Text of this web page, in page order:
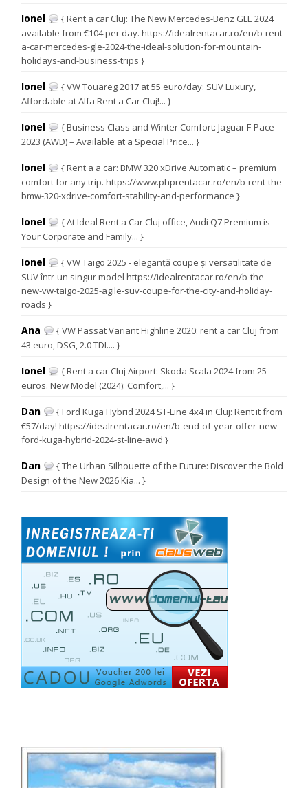
Ionel
{ Rent a car Cluj: The New Mercedes-Benz GLE 2024
available from €104 per day. https://idealrentacar.ro/en/b-rent-
a-car-mercedes-gle-2024-the-ideal-solution-for-mountain-
holidays-and-business-trips }
Ionel
{ VW Touareg 2017 at 55 euro/day: SUV Luxury,
Affordable at Alfa Rent a Car Cluj!... }
Ionel
{ Business Class and Winter Comfort: Jaguar F-Pace
2023 (AWD) – Available at a Special Price... }
Ionel
{ Rent a a car: BMW 320 xDrive Automatic – premium
comfort for any trip. https://www.phprentacar.ro/en/b-rent-the-
bmw-320-xdrive-comfort-stability-and-performance }
Ionel
{ At Ideal Rent a Car Cluj office, Audi Q7 Premium is
Your Corporate and Family... }
Ionel
{ VW Taigo 2025 - eleganță coupe și versatilitate de
SUV într-un singur model https://idealrentacar.ro/en/b-the-
new-vw-taigo-2025-agile-suv-coupe-for-the-city-and-holiday-
roads }
Ana
{ VW Passat Variant Highline 2020: rent a car Cluj from
43 euro, DSG, 2.0 TDI.... }
Ionel
{ Rent a car Cluj Airport: Skoda Scala 2024 from 25
euros. New Model (2024): Comfort,... }
Dan
{ Ford Kuga Hybrid 2024 ST-Line 4x4 in Cluj: Rent it from
€57/day! https://idealrentacar.ro/en/b-end-of-year-offer-new-
ford-kuga-hybrid-2024-st-line-awd }
Dan
{ The Urban Silhouette of the Future: Discover the Bold
Design of the New 2026 Kia... }